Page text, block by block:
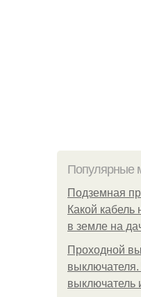
Популярные
Подземная
Какой кабель
в земле на
Проходной
выключателя.
выключатель